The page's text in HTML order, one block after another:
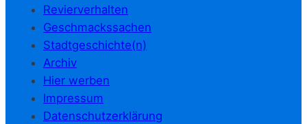
Revierverhalten
Geschmackssachen
Stadtgeschichte(n)
Archiv
Hier werben
Impressum
Datenschutzerklärung